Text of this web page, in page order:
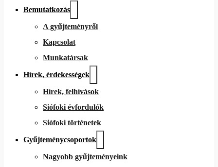
Bemutatkozás
A gyűjteményről
Kapcsolat
Munkatársak
Hírek, érdekességek
Hírek, felhívások
Siófoki évfordulók
Siófoki történetek
Gyűjteménycsoportok
Nagyobb gyűjteményeink